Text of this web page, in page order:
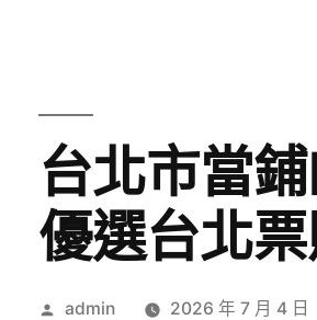
台北市當
優選台北
作
admin 2026 年 7 月 4 日